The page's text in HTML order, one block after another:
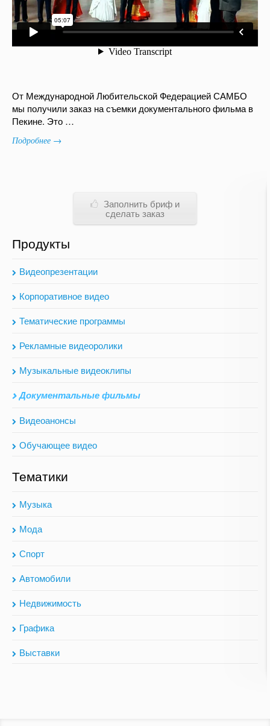
От Международной Любительской Федерацией САМБО
мы получили заказ на съемки документального фильма в
Пекине. Это …
Подробнее →
Заполнить бриф и
сделать заказ
Продукты
Видеопрезентации
Корпоративное видео
Тематические программы
Рекламные видеоролики
Музыкальные видеоклипы
Документальные фильмы
Видеоанонсы
Обучающее видео
Тематики
Музыка
Мода
Спорт
Автомобили
Недвижимость
Графика
Выставки